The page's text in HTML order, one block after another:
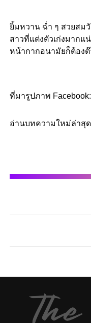
ยิ้มหวาน ฉ่ำ ๆ สวยสม
สาวที่แต่งตัวเก่งมากแ
หน้ากากอนามัยก็ต้อง
ที่มารูปภาพ Facebook:
อ่านบทความใหม่ล่าสุด